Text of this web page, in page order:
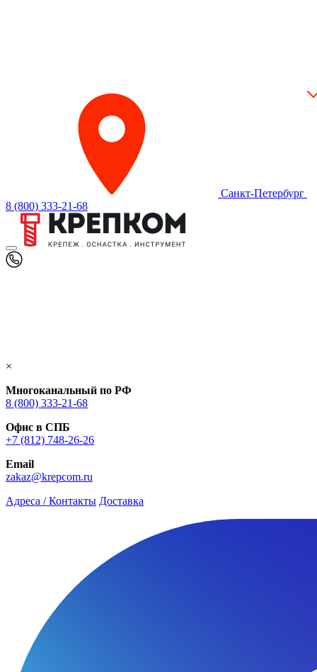
Санкт-Петербург
8 (800) 333-21-68
×
Многоканальный по РФ
8 (800) 333‑21-68
Офис в СПБ
+7 (812) 748‑26-26
Email
zakaz@krepcom.ru
Адреса / Контакты Доставка